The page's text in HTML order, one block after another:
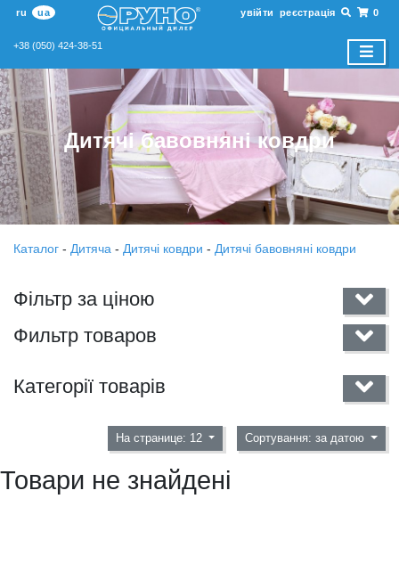
ru ua увійти реєстрація 0
+38 (050) 424-38-51
Дитячі бавовняні ковдри
Каталог - Дитяча - Дитячі ковдри - Дитячі бавовняні ковдри
Фільтр за ціною
Фильтр товаров
Категорії товарів
На странице: 12 Сортування: за датою
Товари не знайдені